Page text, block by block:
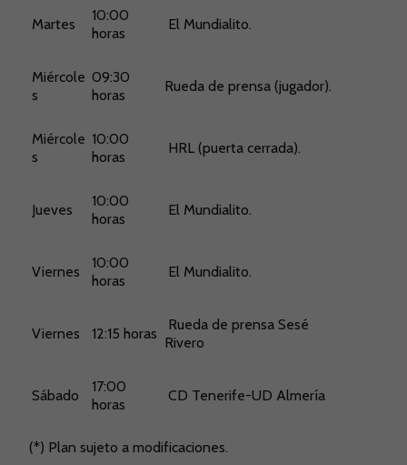
Martes
10:00
horas
El Mundialito.
Miércole
s
09:30
horas
Rueda de prensa (jugador).
Miércole
s
10:00
horas
HRL (puerta cerrada).
Jueves
10:00
horas
El Mundialito.
Viernes
10:00
horas
El Mundialito.
Viernes 12:15 horas
Rueda de prensa Sesé
Rivero
Sábado
17:00
horas
CD Tenerife-UD Almería
(*) Plan sujeto a modificaciones.